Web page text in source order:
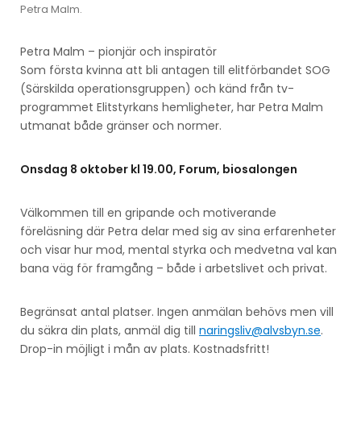
Petra Malm.
Petra Malm – pionjär och inspiratör
Som första kvinna att bli antagen till elitförbandet SOG
(Särskilda operationsgruppen) och känd från tv-
programmet Elitstyrkans hemligheter, har Petra Malm
utmanat både gränser och normer.
Onsdag 8 oktober kl 19.00, Forum, biosalongen
Välkommen till en gripande och motiverande
föreläsning där Petra delar med sig av sina erfarenheter
och visar hur mod, mental styrka och medvetna val kan
bana väg för framgång – både i arbetslivet och privat.
Begränsat antal platser. Ingen anmälan behövs men vill
du säkra din plats, anmäl dig till naringsliv@alvsbyn.se.
Drop-in möjligt i mån av plats. Kostnadsfritt!